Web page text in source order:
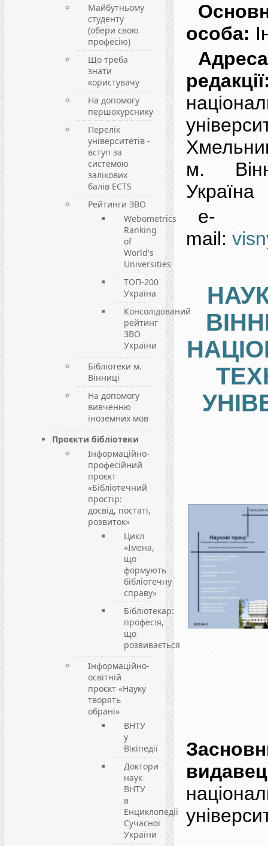
Майбутньому
студенту
(обери свою
професію)
Що треба
знати
користувачу
На допомогу
першокурснику
Перелік
університетів -
вступ за
системою
залікових
балів ECTS
Рейтинги ЗВО
Webometrics
Ranking
of
World's
Universities
ТОП-200
Україна
Консолідований
рейтинг
ЗВО
України
Бібліотеки м.
Вінниці
На допомогу
вивченню
іноземних мов
Проєкти бібліотеки
Інформаційно-
професійний
проєкт
«Бібліотечний
простір:
досвід, постаті,
розвиток»
Цикл
«Імена,
що
формують
бібліотечну
справу»
Бібліотекар:
професія,
що
розвивається
Інформаційно-
освітній
проєкт «Науку
творять
обрані»
ВНТУ
у
Вікіпедії
Доктори
наук
ВНТУ
в
Енциклопедії
Сучасної
України
особа:
Адреса
м.
Україна
e-
mail: